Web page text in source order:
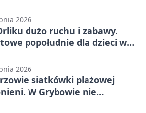
2026
dużo ruchu i zabawy.
popołudnie dla dzieci w
2026
siatkówki plażowej
W Grybowie nie